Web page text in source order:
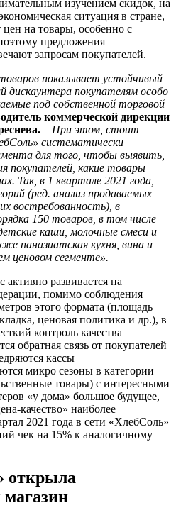
изучением скидок, на
ситуация в стране,
на товары, особенно с
предложения
запросам покупателей.
показывает устойчивый
дискаунтера покупателям особо
под собственной торговой
коммерческой дирекции
– При этом, стоит
систематически
для того, чтобы выявить,
покупателей, какие товары
Так, в 1 квартале 2021 года,
(ред. анализ продаваемых
востребованность), в
150 товаров, в том числе
каши, молочные смеси и
паназиатская кухня, вина и
ценовом сегменте».
активно развивается на
помимо соблюдения
этого формата (площадь
ценовая политика и др.), в
контроль качества
обратная связь от покупателей
кассы
микро сезоны в категории
товары) с интересными
«у дома» большое будущее,
качество» наиболее
2021 года в сети «ХлебСоль»
чек на 15% к аналогичному
открыла